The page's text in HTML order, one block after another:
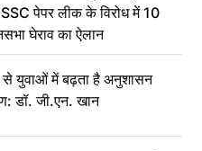
पेपर लीक के विरोध में 10
घेराव का ऐलान
से युवाओं में बढ़ता है अनुशासन
डॉ. जी.एन. खान